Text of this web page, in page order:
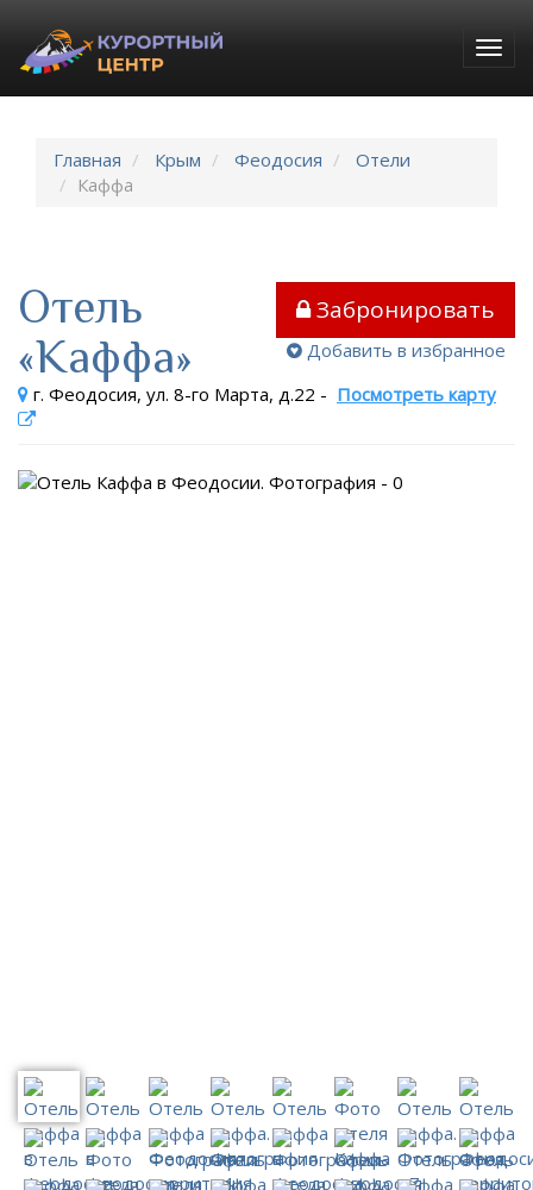
Главная Крым Феодосия
Отели
Каффа
Забронировать
Добавить в избранное
Отель
«Каффа»
г. Феодосия, ул. 8-го Марта, д.22 - Посмотреть карту